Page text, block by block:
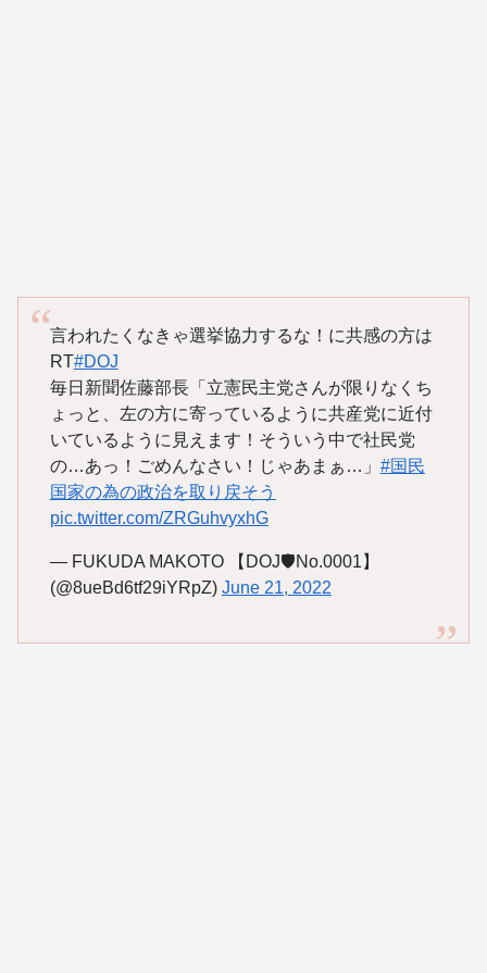
言われたくなきゃ選挙協力するな！に共感の方は
RT#DOJ
毎日新聞佐藤部長「立憲民主党さんが限りなくち
ょっと、左の方に寄っているように共産党に近付
いているように見えます！そういう中で社民党
の…あっ！ごめんなさい！じゃあまぁ…」 #国民
国家の為の政治を取り戻そう
pic.twitter.com/ZRGuhvyxhG
— FUKUDA MAKOTO 【DOJ🛡No.0001】
(@8ueBd6tf29iYRpZ) June 21, 2022